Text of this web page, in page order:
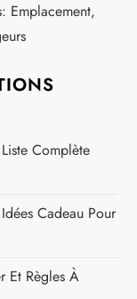
Emplacement,
Complète
Cadeau Pour
Et Règles À